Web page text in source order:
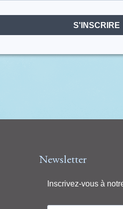
S'INSCRIRE
Newsletter
Inscrivez-vous à